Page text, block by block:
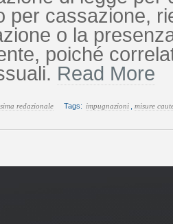
per cassazione,
o la
poiché
Read More
redazionale Tags: impugnazioni misure